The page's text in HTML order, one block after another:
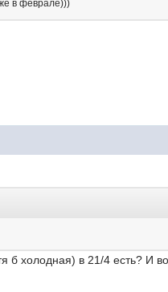
в феврале)))
б холодная) в 21/4 есть? И